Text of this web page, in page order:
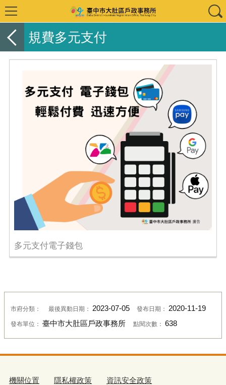
規費多元支付
多元支付電子錢包
市府分類： 最後異動日期： 2023-07-05 發布日期： 2020-11-19
發布單位： 臺中市大肚區戶政事務所 點閱次數： 638
機關位置 隱私權政策 資訊安全政策